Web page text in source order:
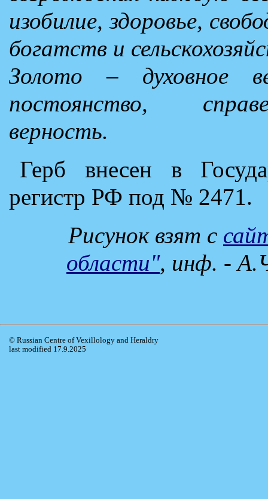
изобилие, здоровье,
богатств и
Золото – духовное
постоянство,
верность.
Герб внесен в
регистр РФ под № 2471.
Рисунок взят с
области", инф. -
© Russian Centre of Vexillology and Heraldry
last modified 17.9.2025